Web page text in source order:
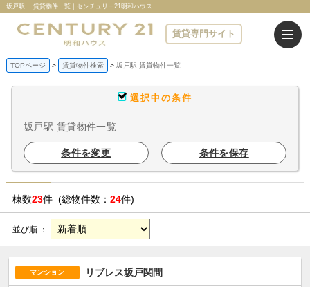
坂戸駅 ｜賃貸物件一覧｜センチュリー21明和ハウス
賃貸専門サイト
TOPページ 賃貸物件検索 坂戸駅 賃貸物件一覧
選択中の条件
坂戸駅 賃貸物件一覧
条件を変更 条件を保存
棟数23件 (総物件数： 24件)
並び順 ：
マンション リブレス坂戸関間